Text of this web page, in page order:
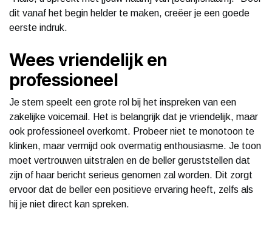
dit vanaf het begin helder te maken, creëer je een goede
eerste indruk.
Wees vriendelijk en
professioneel
Je stem speelt een grote rol bij het inspreken van een
zakelijke voicemail. Het is belangrijk dat je vriendelijk, maar
ook professioneel overkomt. Probeer niet te monotoon te
klinken, maar vermijd ook overmatig enthousiasme. Je toon
moet vertrouwen uitstralen en de beller geruststellen dat
zijn of haar bericht serieus genomen zal worden. Dit zorgt
ervoor dat de beller een positieve ervaring heeft, zelfs als
hij je niet direct kan spreken.